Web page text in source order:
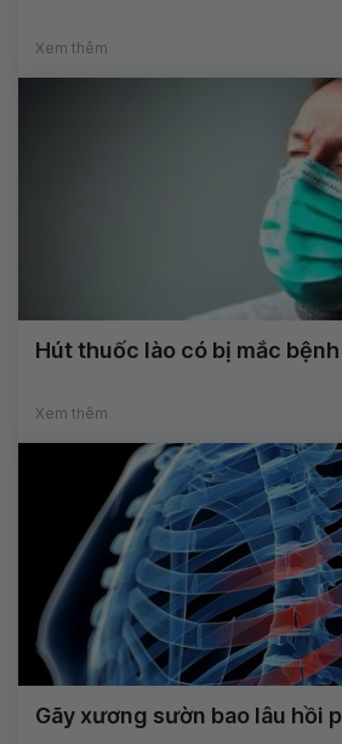
Xem thêm
Hút thuốc lào có bị mắc
Xem thêm
Gãy xương sườn bao lâu hồi